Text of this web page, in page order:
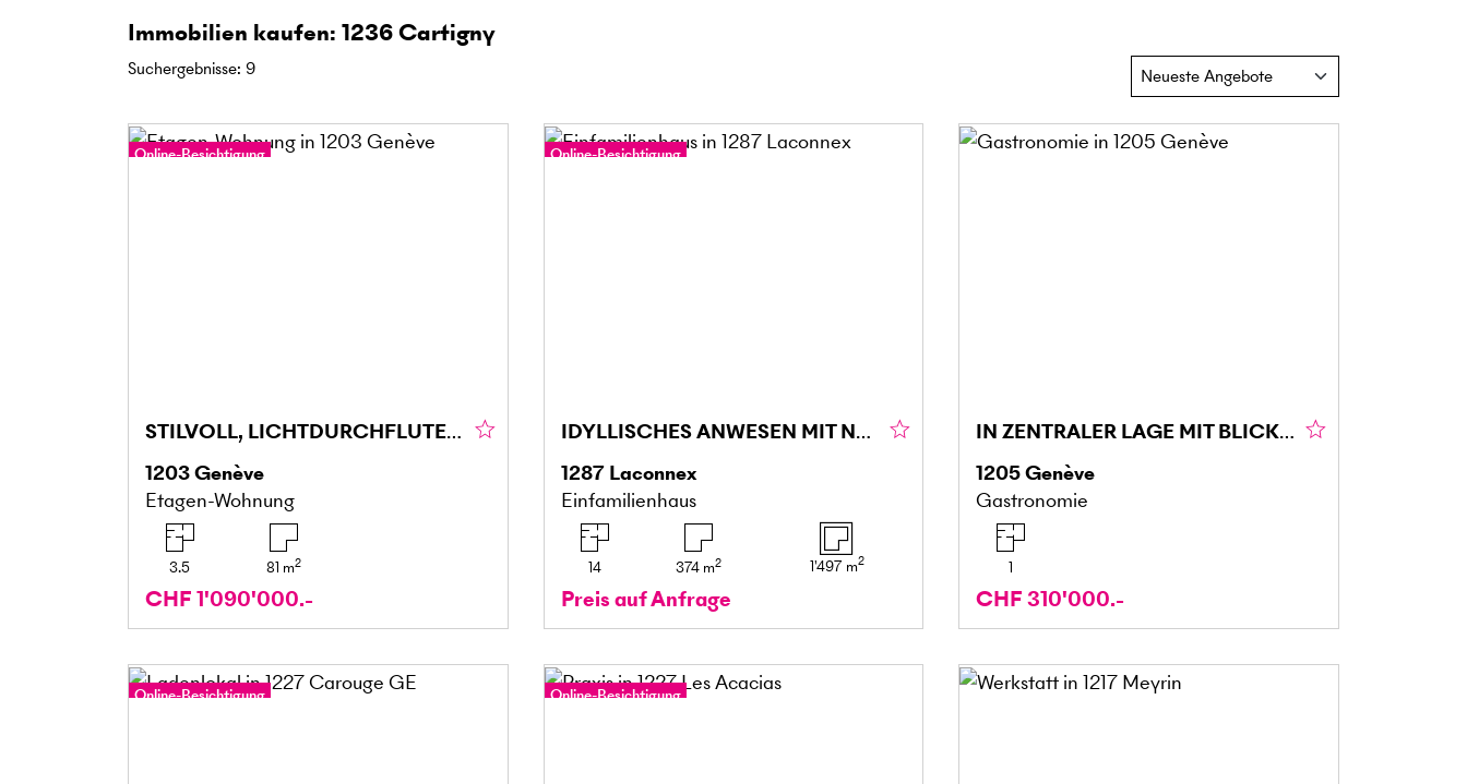
Immobilien kaufen: 1236 Cartigny
Suchergebnisse: 9
Online-Besichtigung
STILVOLL, LICHTDURCHFLUTET & ELEGANT
1203Genève
Etagen-Wohnung
3.5 81 m2
CHF 1'090'000.-
Online-Besichtigung
IDYLLISCHES ANWESEN MIT NEBENGEBÄUDE UND ANBAU
1287 Laconnex
Einfamilienhaus
14 374 m2 1'497 m2
Preis auf Anfrage
IN ZENTRALER LAGE MIT BLICK AUF DIE STADT
1205Genève
Gastronomie
1
CHF 310'000.-
Online-Besichtigung Online-Besichtigung